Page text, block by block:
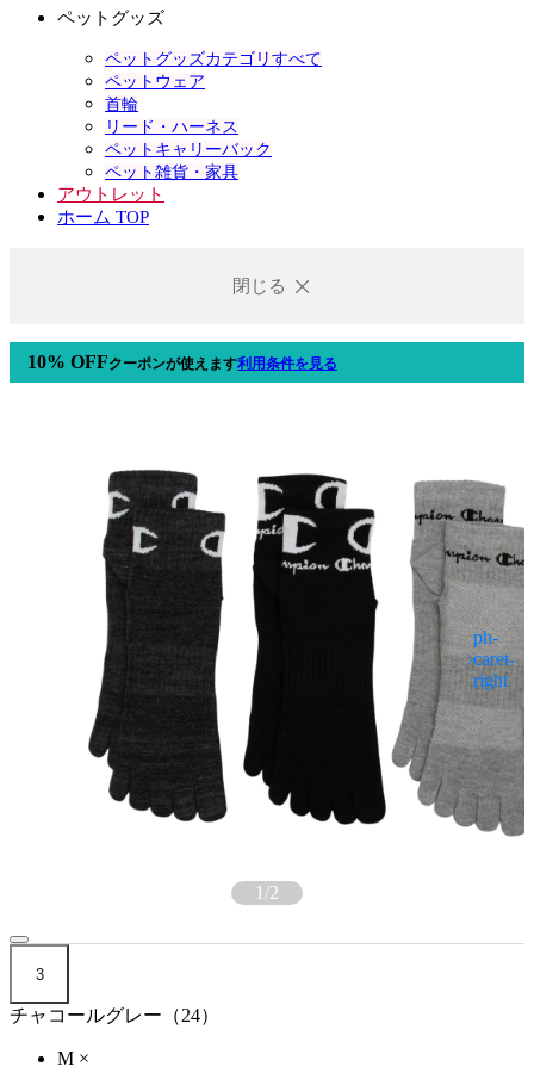
ペットグッズ
ペットグッズカテゴリすべて
ペットウェア
首輪
リード・ハーネス
ペットキャリーバック
ペット雑貨・家具
アウトレット
ホーム TOP
閉じる
10% OFFクーポンが使えます利用条件を見る
1/2
3
チャコールグレー（24）
M ×